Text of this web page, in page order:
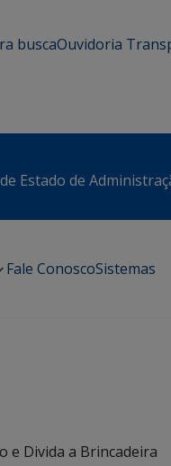
buscaOuvidoria
Estado de
Fale ConoscoSistemas
e Divida a Brincadeira